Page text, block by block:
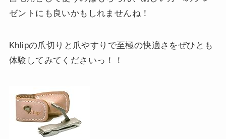
ゼントにも良いかもしれませんね！
Khlipの爪切りと爪やすりで至極の快適さをぜひとも
体験してみてくださいっ！！